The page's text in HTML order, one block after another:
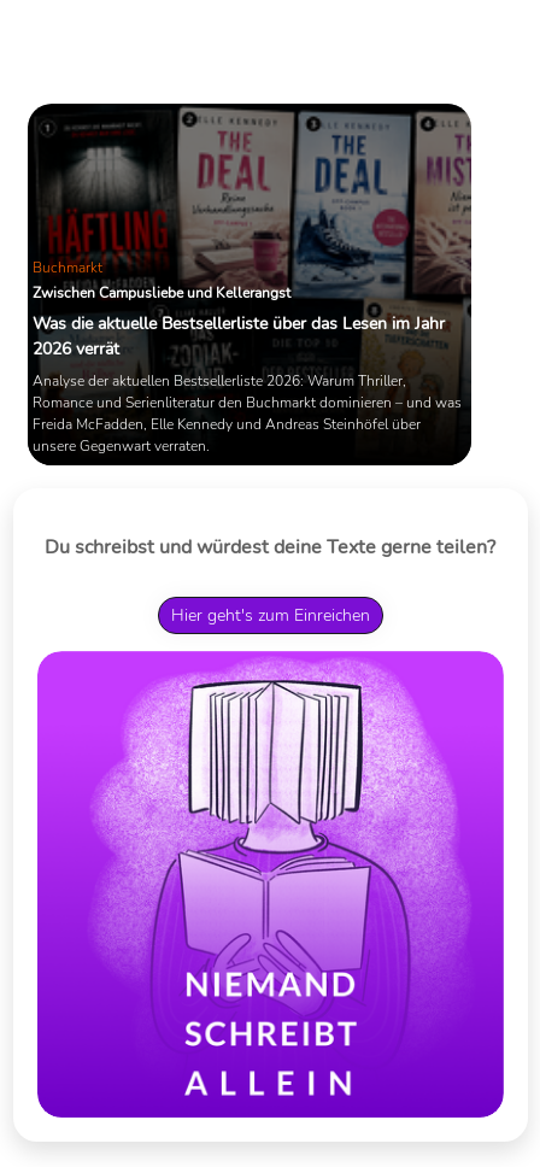
Buchmarkt
Zwischen Campusliebe und Kellerangst
Was die aktuelle Bestsellerliste über das Lesen im Jahr
2026 verrät
Analyse der aktuellen Bestsellerliste 2026: Warum Thriller,
Romance und Serienliteratur den Buchmarkt dominieren – und was
Freida McFadden, Elle Kennedy und Andreas Steinhöfel über
unsere Gegenwart verraten.
Du schreibst und würdest deine Texte gerne teilen?
Hier geht's zum Einreichen